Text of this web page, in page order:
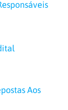
Aos